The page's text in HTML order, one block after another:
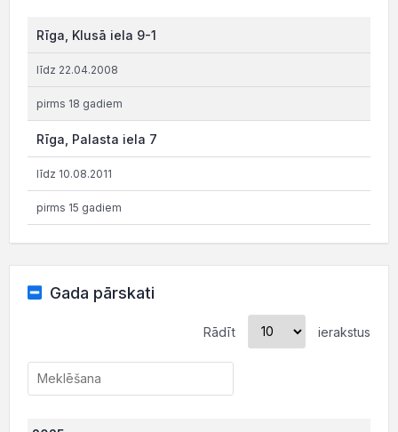
Rīga, Klusā iela 9-1
līdz 22.04.2008
pirms 18 gadiem
Rīga, Palasta iela 7
līdz 10.08.2011
pirms 15 gadiem
Gada pārskati
Rādīt ierakstus